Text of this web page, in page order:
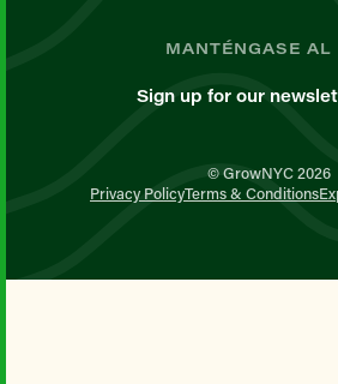
MANTÉNGASE AL
Sign up for our
© GrowNYC 2026
Privacy PolicyTerms & Conditions